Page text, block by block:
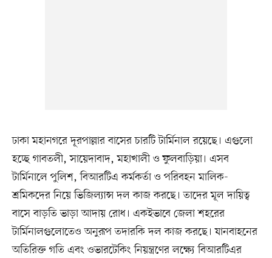
ঢাকা মহানগরে দূরপাল্লার বাসের চারটি টার্মিনাল রয়েছে। এগুলো
হচ্ছে গাবতলী, সায়েদাবাদ, মহাখালী ও ফুলবাড়িয়া। এসব
টার্মিনালে পুলিশ, বিআরটিএ কর্মকর্তা ও পরিবহন মালিক-
শ্রমিকদের নিয়ে ভিজিল্যান্স দল কাজ করছে। তাদের মূল দায়িত্ব
বাসে বাড়তি ভাড়া আদায় রোধ। একইভাবে জেলা শহরের
টার্মিনালগুলোতেও অনুরূপ তদারকি দল কাজ করছে। যানবাহনের
অতিরিক্ত গতি এবং ওভারটেকিং নিয়ন্ত্রণের লক্ষ্যে বিআরটিএর